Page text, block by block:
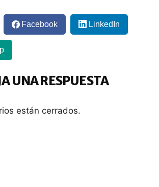
Facebook LinkedIn
UNA RESPUESTA
están cerrados.